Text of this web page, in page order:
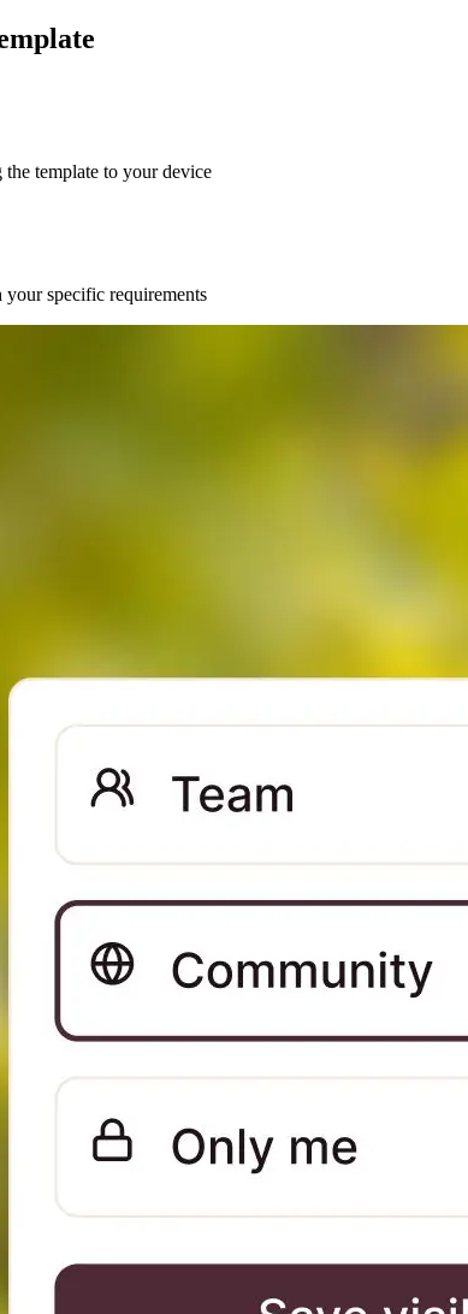
template to your device
your specific requirements